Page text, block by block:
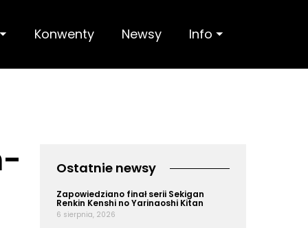
Konwenty Newsy Info ⏷
Ostatnie newsy
Zapowiedziano finał serii Sekigan
Renkin Kenshi no Yarinaoshi Kitan
6 sierpnia, 2026